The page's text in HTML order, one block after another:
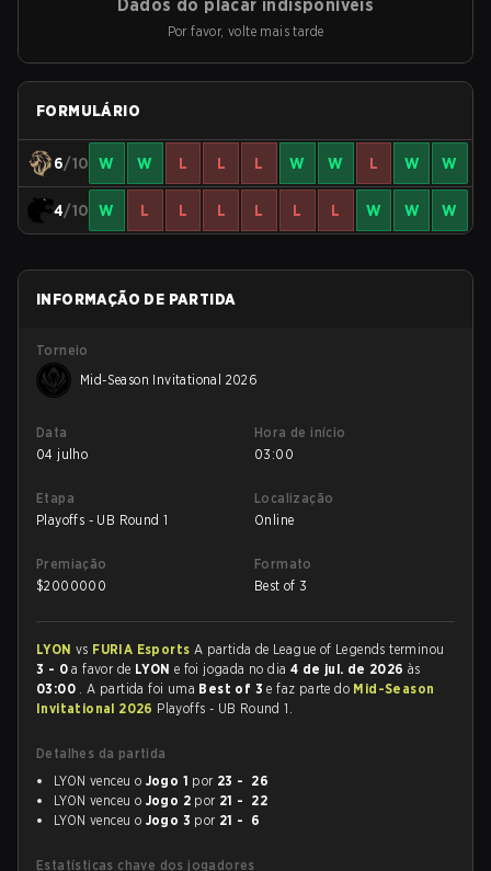
Dados do placar indisponíveis
Por favor, volte mais tarde
FORMULÁRIO
6/10 W W L L L W W L W W
4/10 W L L L L L L W W W
INFORMAÇÃO DE PARTIDA
Torneio
Mid-Season Invitational 2026
Data
04 julho
Hora de início
03:00
Etapa
Playoffs - UB Round 1
Localização
Online
Premiação
$2000000
Formato
Best of 3
LYON vs FURIA Esports A partida de League of Legends terminou
3 - 0 a favor de LYON e foi jogada no dia 4 de jul. de 2026às
03:00 . A partida foi uma Best of 3e faz parte do Mid-Season
Invitational 2026 Playoffs - UB Round 1.
Detalhes da partida
LYON venceu o Jogo 1 por 23 - 26
LYON venceu o Jogo 2 por 21 - 22
LYON venceu o Jogo 3 por 21 - 6
Estatísticas chave dos jogadores